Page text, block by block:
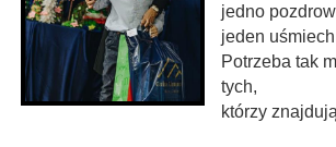
jedno
jeden
Potrzeba tak
tych,
którzy